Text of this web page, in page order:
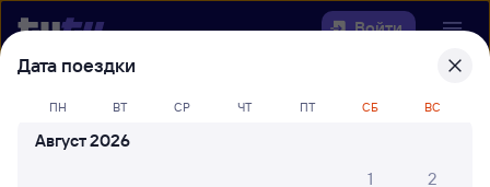
Войти
Выберите день, чтобы найтиж/д
билеты Вятские Поляны — Зима
42 млн путешествуют с
Дата поездки
ПН ВТ СР ЧТ ПТ СБ ВС
Август 2026
1
2